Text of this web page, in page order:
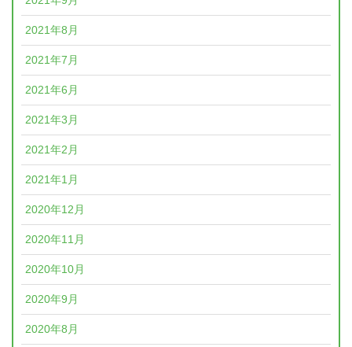
2021年8月
2021年7月
2021年6月
2021年3月
2021年2月
2021年1月
2020年12月
2020年11月
2020年10月
2020年9月
2020年8月